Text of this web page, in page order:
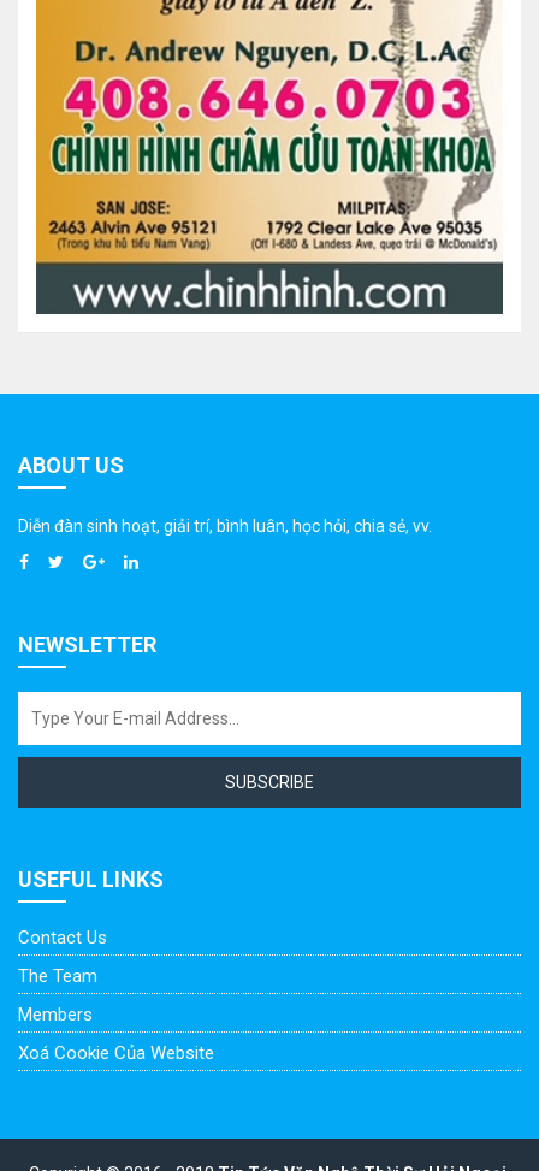
ABOUT US
Diễn đàn sinh hoạt, giải trí, bình luân, học hỏi, chia sẻ, vv.
NEWSLETTER
SUBSCRIBE
USEFUL LINKS
Contact Us
The Team
Members
Xoá Cookie Của Website